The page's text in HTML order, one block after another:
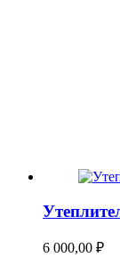
6 000,00 ₽